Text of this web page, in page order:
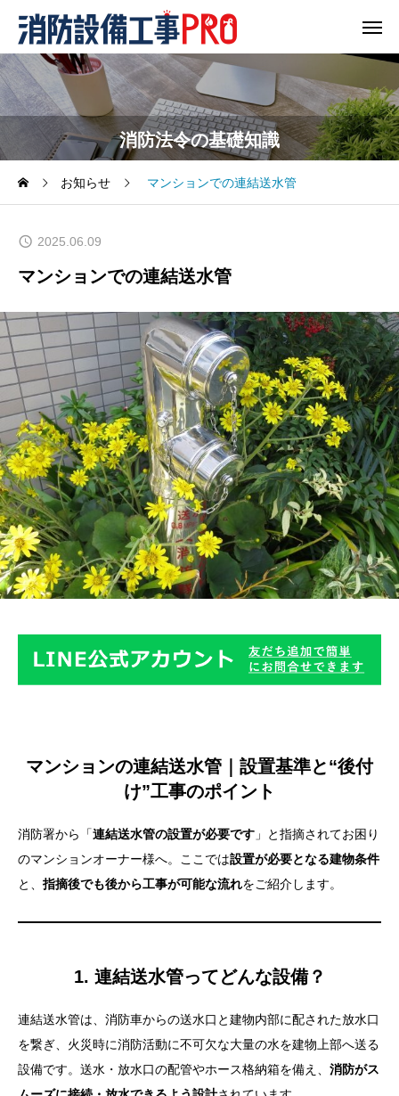
消防法令の基礎知識
お知らせ マンションでの連結送水管
2025.06.09
マンションでの連結送水管
マンションの連結送水管｜設置基準と“後付
け”工事のポイント
消防署から「連結送水管の設置が必要です 」と指摘されてお困り
のマンションオーナー様へ。ここでは設置が必要となる建物条件
と、 指摘後でも後から工事が可能な流れをご紹介します。
1. 連結送水管ってどんな設備？
連結送水管は、消防車からの送水口と建物内部に配された放水口
を繋ぎ、火災時に消防活動に不可欠な大量の水を建物上部へ送る
設備です。送水・放水口の配管やホース格納箱を備え、 消防がス